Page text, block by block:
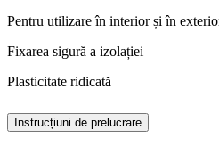
Pentru utilizare în interior și în
Fixarea sigură a izolației
Plasticitate ridicată
Instrucțiuni de prelucrare